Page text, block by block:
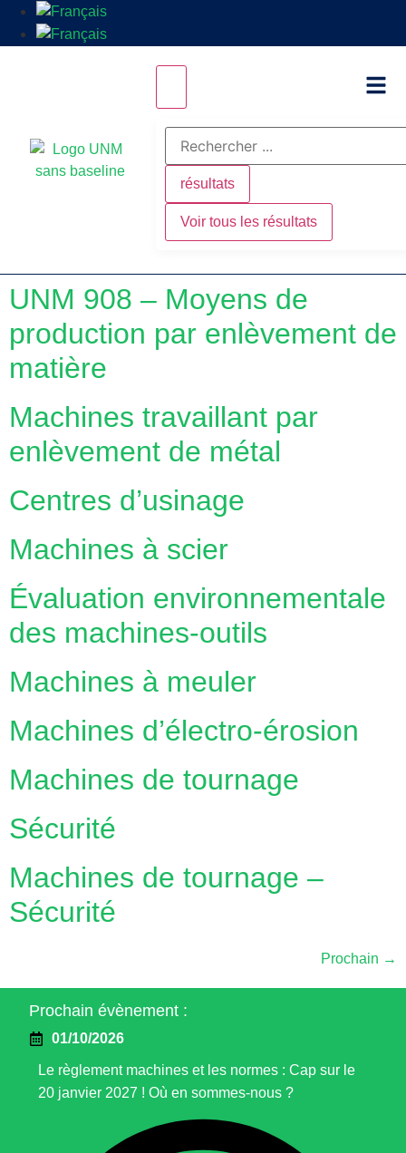
résultats
Voir tous les résultats
UNM 908 – Moyens de
production par enlèvement de
matière
Machines travaillant par
enlèvement de métal
Centres d’usinage
Machines à scier
Évaluation environnementale
des machines-outils
Machines à meuler
Machines d’électro-érosion
Machines de tournage
Sécurité
Machines de tournage –
Sécurité
Prochain →
Prochain évènement :
01/10/2026
Le règlement machines et les normes : Cap sur le
20 janvier 2027 ! Où en sommes-nous ?